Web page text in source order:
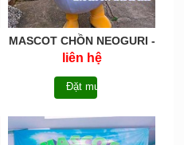
MASCOT CHỒN NEOGURI -
MASCOT NONGSHIM
liên hệ
Đặt mua